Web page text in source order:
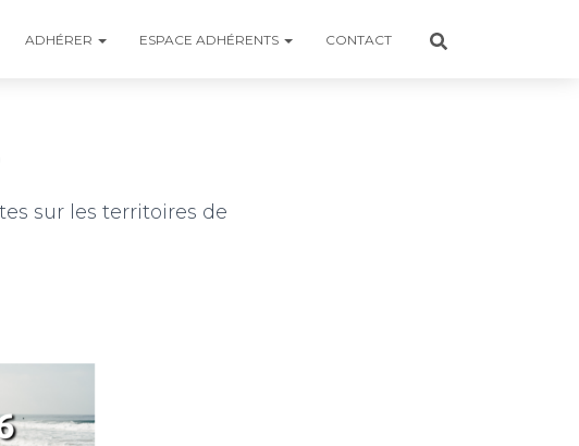
ADHÉRER ESPACE ADHÉRENTS CONTACT
sur les territoires de